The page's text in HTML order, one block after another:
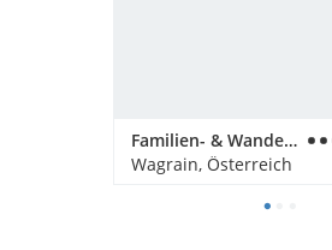
Familien- & Wanderhotel Erika
Wagrain, Österreich